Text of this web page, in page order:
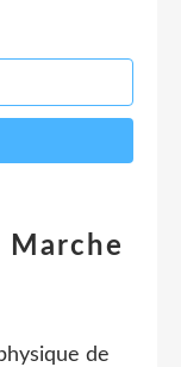
Marche
de